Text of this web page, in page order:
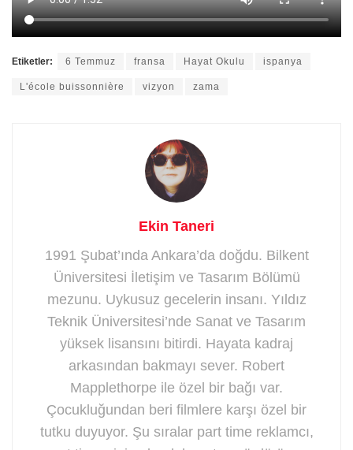
Etiketler: 6 Temmuz fransa Hayat Okulu ispanya
L'école buissonnière vizyon zama
Ekin Taneri
1991 Şubat’ında Ankara’da doğdu. Bilkent
Üniversitesi İletişim ve Tasarım Bölümü
mezunu. Uykusuz gecelerin insanı. Yıldız
Teknik Üniversitesi’nde Sanat ve Tasarım
yüksek lisansını bitirdi. Hayata kadraj
arkasından bakmayı sever. Robert
Mapplethorpe ile özel bir bağı var.
Çocukluğundan beri filmlere karşı özel bir
tutku duyuyor. Şu sıralar part time reklamcı,